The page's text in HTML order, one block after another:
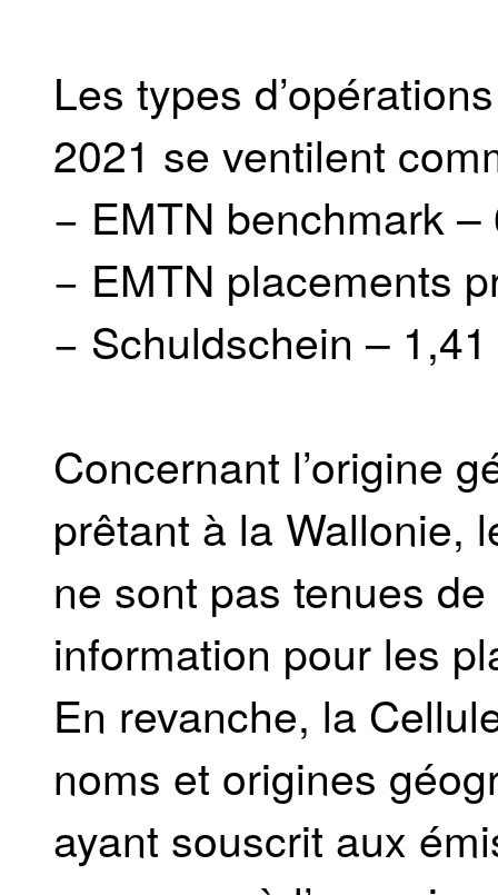
Les types
2021 se ventilent
− EMTN benchmark
− EMTN placements
− Schuldschein –
Concernant l’origine
prêtant à la Wallonie,
ne sont pas tenues
information pour les
En revanche, la
noms et origines
ayant souscrit aux